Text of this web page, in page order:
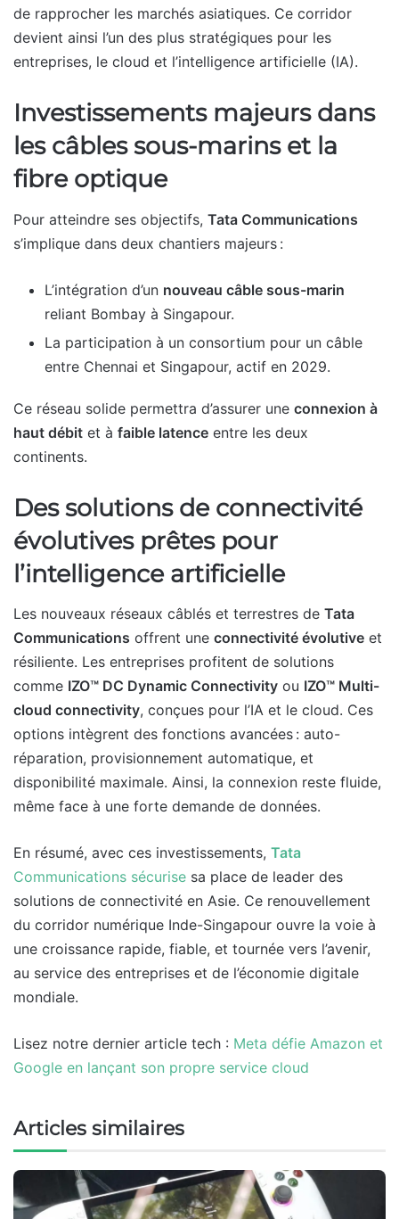
de rapprocher les marchés asiatiques. Ce corridor
devient ainsi l’un des plus stratégiques pour les
entreprises, le cloud et l’intelligence artificielle (IA).
Investissements majeurs dans
les câbles sous-marins et la
fibre optique
Pour atteindre ses objectifs, Tata Communications
s’implique dans deux chantiers majeurs :
L’intégration d’un nouveau câble sous-marin
reliant Bombay à Singapour.
La participation à un consortium pour un câble
entre Chennai et Singapour, actif en 2029.
Ce réseau solide permettra d’assurer une connexion à
haut débit et à faible latence entre les deux
continents.
Des solutions de connectivité
évolutives prêtes pour
l’intelligence artificielle
Les nouveaux réseaux câblés et terrestres de Tata
Communications offrent une connectivité évolutive et
résiliente. Les entreprises profitent de solutions
comme IZO™ DC Dynamic Connectivity ou IZO™ Multi-
cloud connectivity, conçues pour l’IA et le cloud. Ces
options intègrent des fonctions avancées : auto-
réparation, provisionnement automatique, et
disponibilité maximale. Ainsi, la connexion reste fluide,
même face à une forte demande de données.
En résumé, avec ces investissements, Tata
Communications sécurise sa place de leader des
solutions de connectivité en Asie. Ce renouvellement
du corridor numérique Inde-Singapour ouvre la voie à
une croissance rapide, fiable, et tournée vers l’avenir,
au service des entreprises et de l’économie digitale
mondiale.
Lisez notre dernier article tech : Meta défie Amazon et
Google en lançant son propre service cloud
Articles similaires